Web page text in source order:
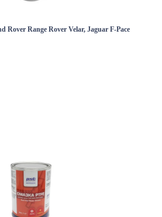
Rover Range Rover Velar, Jaguar F-Pace